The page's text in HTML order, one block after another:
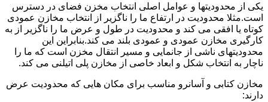
یکی از محدودیتها و عوامل اصلی انتخاب مخزن فضای در دسترس
است.مثلا محدودیت در ارتفاع ما را ناگزیر از انتخاب مخازن عمودی
کوتاه یا افقی می کند و محدودیت در طول و عرض ما را ناگزیر از به
کارگیری مخازن عمودی و عمودی بلند می کند.بنابراین این
محدودیتهای ناشی از جانمایی و مسیر انتقال مخزن است که ما را
ناچار به انتخاب شکل و ابعاد خاصی از مخازن پلی اتیلنی می کند.
مخازن کتابی و آسانرو مناسب برای مکان هایی که محدودیت عرض
دارند: